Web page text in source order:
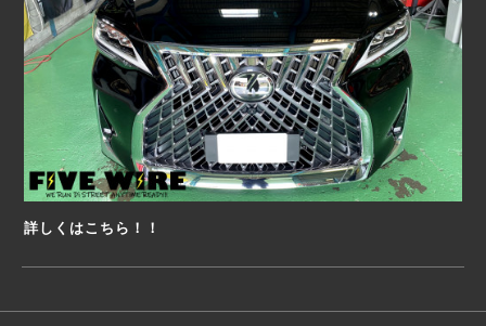
詳しくはこちら！！